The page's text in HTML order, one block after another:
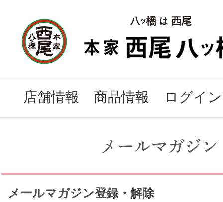
店舗情報 商品情報 ログイン
メールマガジン登録・解除